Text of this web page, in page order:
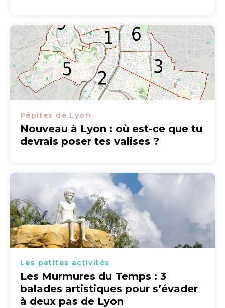
Pépites de Lyon
Nouveau à Lyon : où est-ce que tu
devrais poser tes valises ?
Les petites activités
Les Murmures du Temps : 3
balades artistiques pour s’évader
à deux pas de Lyon